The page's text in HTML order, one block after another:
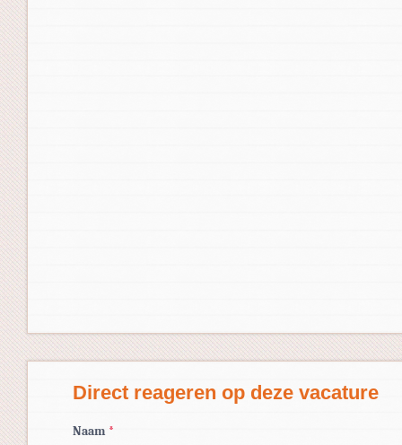
Direct reageren op deze vacature
Naam *